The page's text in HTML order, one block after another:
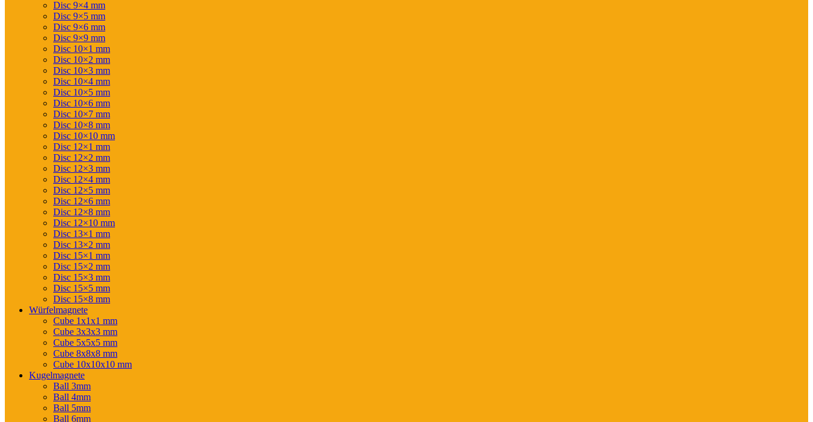
Disc 9×4 mm
Disc 9×5 mm
Disc 9×6 mm
Disc 9×9 mm
Disc 10×1 mm
Disc 10×2 mm
Disc 10×3 mm
Disc 10×4 mm
Disc 10×5 mm
Disc 10×6 mm
Disc 10×7 mm
Disc 10×8 mm
Disc 10×10 mm
Disc 12×1 mm
Disc 12×2 mm
Disc 12×3 mm
Disc 12×4 mm
Disc 12×5 mm
Disc 12×6 mm
Disc 12×8 mm
Disc 12×10 mm
Disc 13×1 mm
Disc 13×2 mm
Disc 15×1 mm
Disc 15×2 mm
Disc 15×3 mm
Disc 15×5 mm
Disc 15×8 mm
Würfelmagnete
Cube 1x1x1 mm
Cube 3x3x3 mm
Cube 5x5x5 mm
Cube 8x8x8 mm
Cube 10x10x10 mm
Kugelmagnete
Ball 3mm
Ball 4mm
Ball 5mm
Ball 6mm